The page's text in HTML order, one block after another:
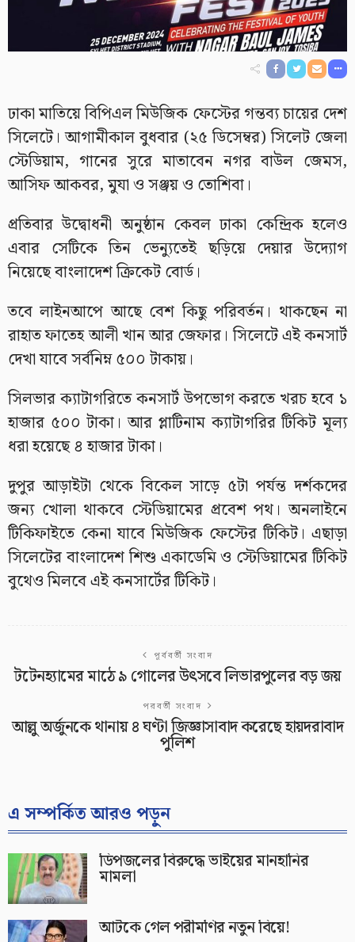
ঢাকা মাতিয়ে বিপিএল মিউজিক ফেস্টের গন্তব্য চায়ের দেশ
সিলেটে। আগামীকাল বুধবার (২৫ ডিসেম্বর) সিলেট জেলা
স্টেডিয়াম, গানের সুরে মাতাবেন নগর বাউল জেমস,
আসিফ আকবর, মুযা ও সঞ্জয় ও তোশিবা।
প্রতিবার উদ্বোধনী অনুষ্ঠান কেবল ঢাকা কেন্দ্রিক হলেও
এবার সেটিকে তিন ভেন্যুতেই ছড়িয়ে দেয়ার উদ্যোগ
নিয়েছে বাংলাদেশ ক্রিকেট বোর্ড।
তবে লাইনআপে আছে বেশ কিছু পরিবর্তন। থাকছেন না
রাহাত ফাতেহ আলী খান আর জেফার। সিলেটে এই কনসার্ট
দেখা যাবে সর্বনিম্ন ৫০০ টাকায়।
সিলভার ক্যাটাগরিতে কনসার্ট উপভোগ করতে খরচ হবে ১
হাজার ৫০০ টাকা। আর প্লাটিনাম ক্যাটাগরির টিকিট মূল্য
ধরা হয়েছে ৪ হাজার টাকা।
দুপুর আড়াইটা থেকে বিকেল সাড়ে ৫টা পর্যন্ত দর্শকদের
জন্য খোলা থাকবে স্টেডিয়ামের প্রবেশ পথ। অনলাইনে
টিকিফাইতে কেনা যাবে মিউজিক ফেস্টের টিকিট। এছাড়া
সিলেটের বাংলাদেশ শিশু একাডেমি ও স্টেডিয়ামের টিকিট
বুথেও মিলবে এই কনসার্টের টিকিট।
পূর্ববর্তী সংবাদ
টটেনহ্যামের মাঠে ৯ গোলের উৎসবে লিভারপুলের বড় জয়
পরবর্তী সংবাদ
আল্লু অর্জুনকে থানায় ৪ ঘণ্টা জিজ্ঞাসাবাদ করেছে হায়দরাবাদ
পুলিশ
এ সম্পর্কিত আরও পড়ুন
ডিপজলের বিরুদ্ধে ভাইয়ের মানহানির
মামলা
আটকে গেল পরীমণির নতুন বিয়ে!